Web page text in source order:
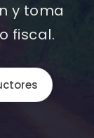
y toma
fiscal.